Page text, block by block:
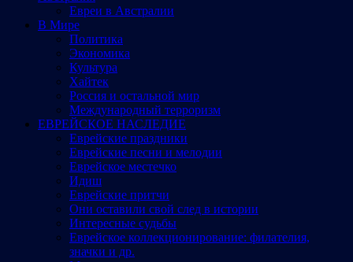
Евреи в Австралии
В Мире
Политика
Экономика
Культура
Хайтек
Россия и остальной мир
Международный терроризм
ЕВРЕЙСКОЕ НАСЛЕДИЕ
Еврейские праздники
Еврейские песни и мелодии
Еврейское местечко
Идиш
Еврейские притчи
Они оставили свой след в истории
Интересные судьбы
Еврейское коллекционирование: филателия,
значки и др.